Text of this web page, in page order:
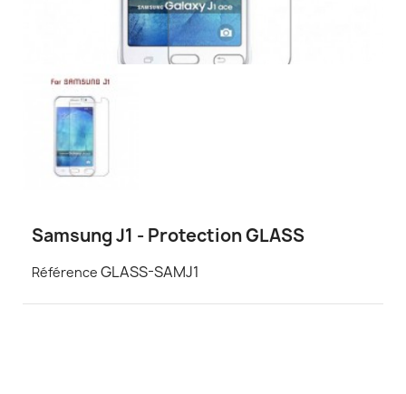
Samsung J1 - Protection GLASS
Référence GLASS-SAMJ1